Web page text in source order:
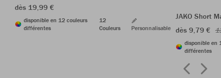
dès 19,99 €
disponible en 12 couleurs
différentes
12
Couleurs
Personnalisable
JAKO Short
dès 9,79 €
disponible en
différentes